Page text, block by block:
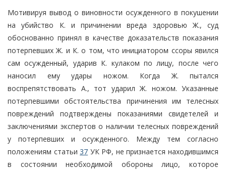
Мотивируя вывод о виновности осужденного в покушении
на убийство К. и причинении вреда здоровью Ж., суд
обоснованно принял в качестве доказательств показания
потерпевших Ж. и К. о том, что инициатором ссоры явился
сам осужденный, ударив К. кулаком по лицу, после чего
наносил ему удары ножом. Когда Ж. пытался
воспрепятствовать А., тот ударил Ж. ножом. Указанные
потерпевшими обстоятельства причинения им телесных
повреждений подтверждены показаниями свидетелей и
заключениями экспертов о наличии телесных повреждений
у потерпевших и осужденного. Между тем согласно
положениям статьи37 УК РФ, не признается находившимся
в состоянии необходимой обороны лицо, которое